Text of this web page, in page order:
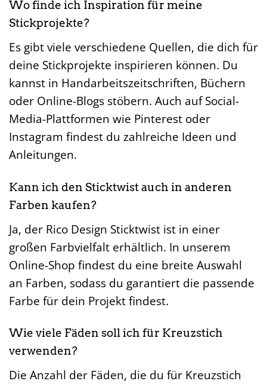
Wo finde ich Inspiration für meine
Stickprojekte?
Es gibt viele verschiedene Quellen, die dich für
deine Stickprojekte inspirieren können. Du
kannst in Handarbeitszeitschriften, Büchern
oder Online-Blogs stöbern. Auch auf Social-
Media-Plattformen wie Pinterest oder
Instagram findest du zahlreiche Ideen und
Anleitungen.
Kann ich den Sticktwist auch in anderen
Farben kaufen?
Ja, der Rico Design Sticktwist ist in einer
großen Farbvielfalt erhältlich. In unserem
Online-Shop findest du eine breite Auswahl
an Farben, sodass du garantiert die passende
Farbe für dein Projekt findest.
Wie viele Fäden soll ich für Kreuzstich
verwenden?
Die Anzahl der Fäden, die du für Kreuzstich